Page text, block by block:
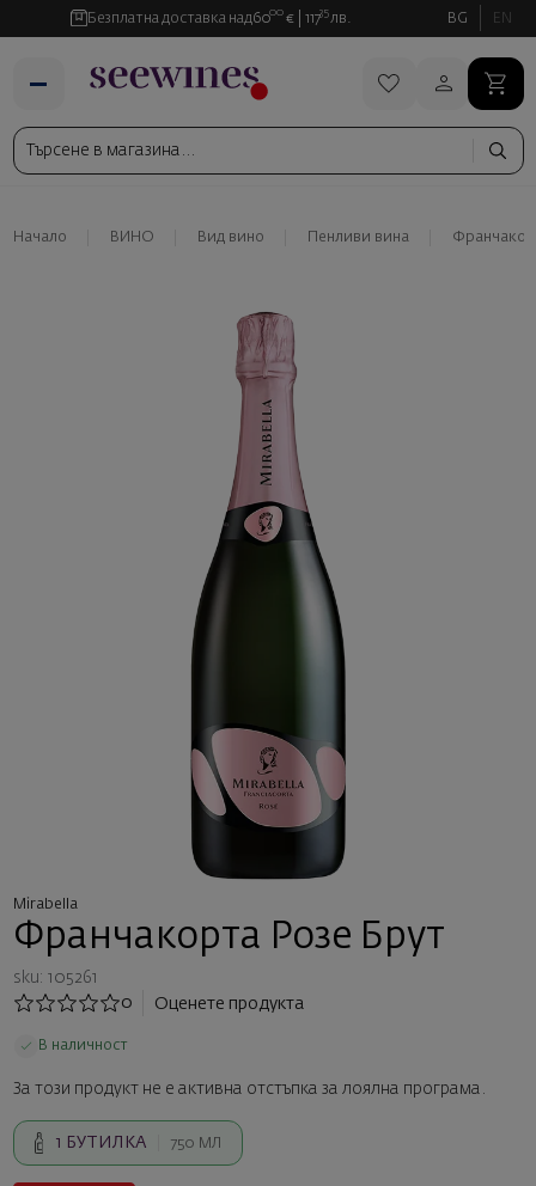
Безплатна доставка над6000 € 11735 лв. BG EN
Начало ВИНО Вид вино Пенливи вина
Mirabella
Франчакорта Розе Брут
sku: 105261
0
Оценете продукта
В наличност
За този продукт не е активна отстъпка за лоялна програма.
1 БУТИЛКА 750 МЛ